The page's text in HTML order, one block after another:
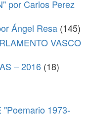
por Carlos Perez
Ángel Resa (145)
VASCO
– 2016 (18)
"Poemario 1973-